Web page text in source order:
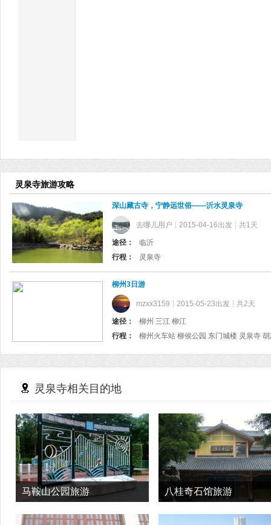
灵泉寺旅游攻略
深山藏古寺，宁静远世俗——沂水灵泉寺
去哪儿用户 2015-04-16出发 共1天
途径：
临沂
行程：
灵泉寺
柳州3日游
mzxx3159 2015-05-23出发 共2天
途径：
柳州 三江 柳江
行程：
灵泉寺相关目的地
马鞍山公园旅游 八桂奇石馆旅游